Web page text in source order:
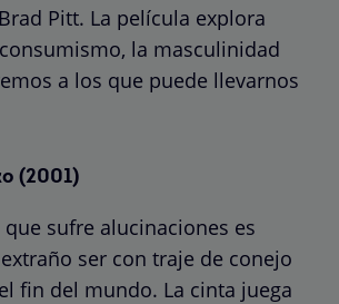
Pitt. La película explora
la masculinidad
a los que puede llevarnos
(2001)
sufre alucinaciones es
ser con traje de conejo
fin del mundo. La cinta juega